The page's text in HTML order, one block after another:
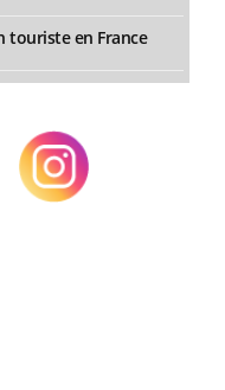
touriste en France